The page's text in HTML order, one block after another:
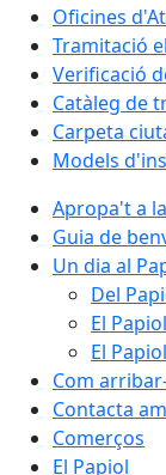
Oficines
Tramitació
Verificació
Catàleg de
Carpeta
Models
Apropa't a
Guia de
Un dia al
Del
El
El
Com
Contacta
Comerços
El Papiol